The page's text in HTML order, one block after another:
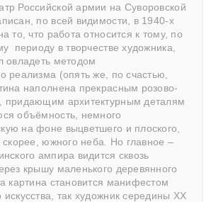
Российской армии на Суворовской
по всей видимости, в 1940-х
то, что работа относится к тому, по
периоду в творчестве художника,
овладеть методом
реализма (опять же, по счастью,
наполнена прекрасным розово-
придающим архитектурным деталям
объёмность, немного
на фоне выцветшего и плоского,
скорее, южного неба. Но главное –
ампира видится сквозь
крышу маленького деревянного
картина становится манифестом
искусства, так художник середины ХХ